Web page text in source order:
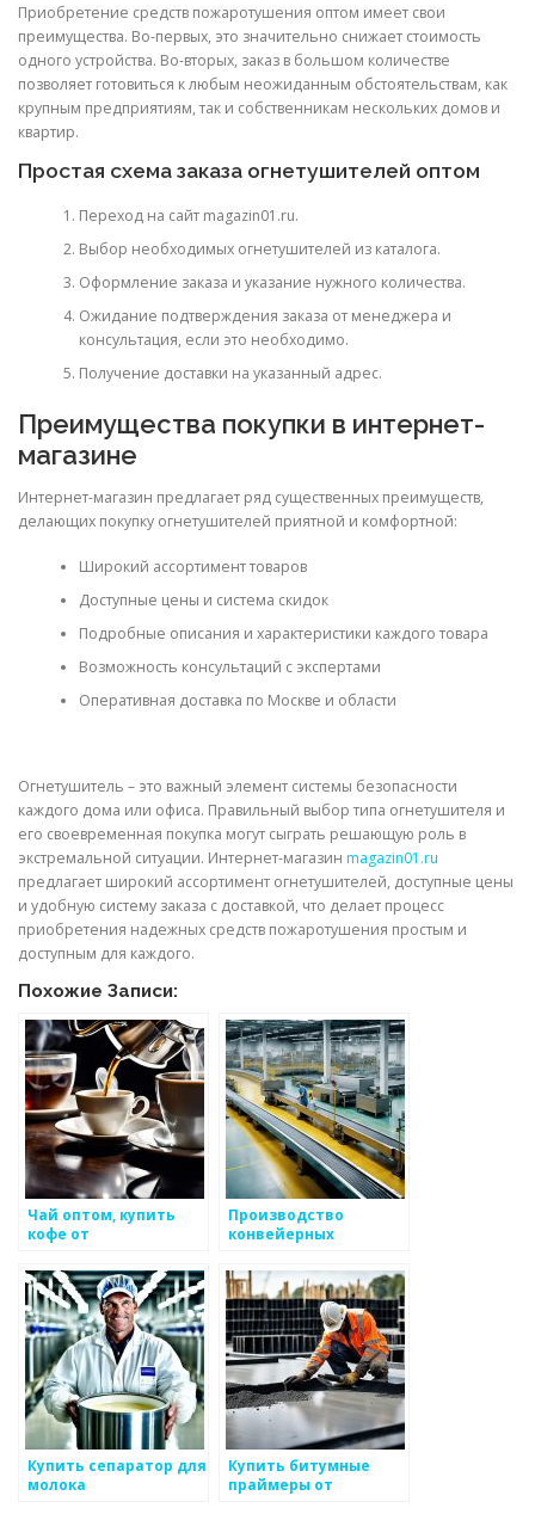
Приобретение средств пожаротушения оптом имеет свои
преимущества. Во-первых, это значительно снижает стоимость
одного устройства. Во-вторых, заказ в большом количестве
позволяет готовиться к любым неожиданным обстоятельствам, как
крупным предприятиям, так и собственникам нескольких домов и
квартир.
Простая схема заказа огнетушителей оптом
Переход на сайт magazin01.ru.
Выбор необходимых огнетушителей из каталога.
Оформление заказа и указание нужного количества.
Ожидание подтверждения заказа от менеджера и
консультация, если это необходимо.
Получение доставки на указанный адрес.
Преимущества покупки в интернет-
магазине
Интернет-магазин предлагает ряд существенных преимуществ,
делающих покупку огнетушителей приятной и комфортной:
Широкий ассортимент товаров
Доступные цены и система скидок
Подробные описания и характеристики каждого товара
Возможность консультаций с экспертами
Оперативная доставка по Москве и области
Огнетушитель – это важный элемент системы безопасности
каждого дома или офиса. Правильный выбор типа огнетушителя и
его своевременная покупка могут сыграть решающую роль в
экстремальной ситуации. Интернет-магазин magazin01.ru
предлагает широкий ассортимент огнетушителей, доступные цены
и удобную систему заказа с доставкой, что делает процесс
приобретения надежных средств пожаротушения простым и
доступным для каждого.
Похожие Записи:
Чай оптом, купить
кофе от
доставка по России,
СНГ
Производство
конвейерных
с доставкой по
России: надежность и
эффективность
Купить сепаратор для
молока
Купить битумные
праймеры от